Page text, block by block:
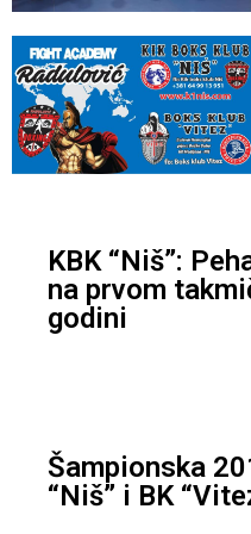
KBK “Niš”:
na prvom
godini
Šampionska
“Niš” i BK